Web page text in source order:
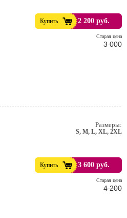
Купить 2 200 руб.
Cтарая цена
3 000
Размеры:
S, M, L, XL, 2XL
Купить 3 600 руб.
Cтарая цена
4 200